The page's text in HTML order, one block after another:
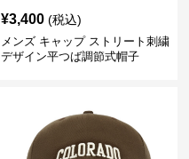
¥3,400 (税込)
メンズ キャップ ストリート刺繍
デザイン平つば調節式帽子